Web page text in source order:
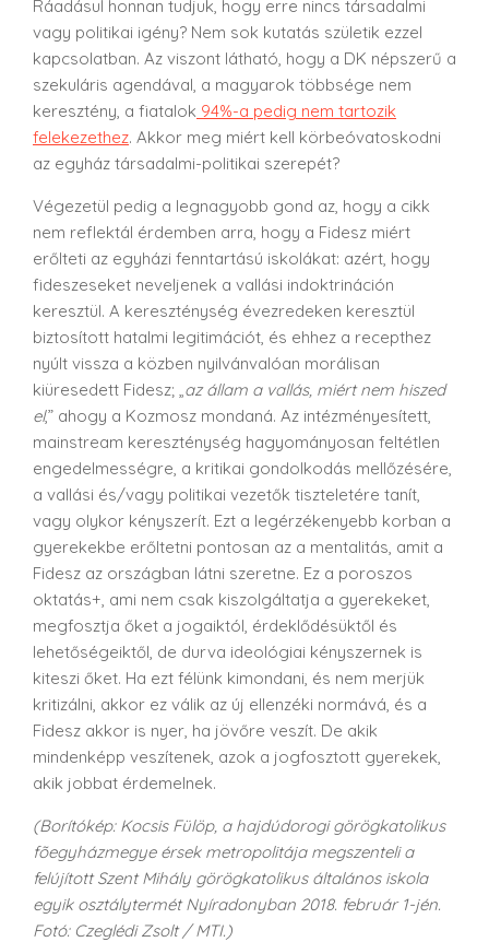
Ráadásul honnan tudjuk, hogy erre nincs társadalmi
vagy politikai igény? Nem sok kutatás születik ezzel
kapcsolatban. Az viszont látható, hogy a DK népszerű a
szekuláris agendával, a magyarok többsége nem
keresztény, a fiatalok 94%-a pedig nem tartozik
felekezethez. Akkor meg miért kell körbeóvatoskodni
az egyház társadalmi-politikai szerepét?
Végezetül pedig a legnagyobb gond az, hogy a cikk
nem reflektál érdemben arra, hogy a Fidesz miért
erőlteti az egyházi fenntartású iskolákat: azért, hogy
fideszeseket neveljenek a vallási indoktrináción
keresztül. A kereszténység évezredeken keresztül
biztosított hatalmi legitimációt, és ehhez a recepthez
nyúlt vissza a közben nyilvánvalóan morálisan
kiüresedett Fidesz; „ az állam a vallás, miért nem hiszed
el,” ahogy a Kozmosz mondaná. Az intézményesített,
mainstream kereszténység hagyományosan feltétlen
engedelmességre, a kritikai gondolkodás mellőzésére,
a vallási és/vagy politikai vezetők tiszteletére tanít,
vagy olykor kényszerít. Ezt a legérzékenyebb korban a
gyerekekbe erőltetni pontosan az a mentalitás, amit a
Fidesz az országban látni szeretne. Ez a poroszos
oktatás+, ami nem csak kiszolgáltatja a gyerekeket,
megfosztja őket a jogaiktól, érdeklődésüktől és
lehetőségeiktől, de durva ideológiai kényszernek is
kiteszi őket. Ha ezt félünk kimondani, és nem merjük
kritizálni, akkor ez válik az új ellenzéki normává, és a
Fidesz akkor is nyer, ha jövőre veszít. De akik
mindenképp veszítenek, azok a jogfosztott gyerekek,
akik jobbat érdemelnek.
(Borítókép: Kocsis Fülöp, a hajdúdorogi görögkatolikus
fõegyházmegye érsek metropolitája megszenteli a
felújított Szent Mihály görögkatolikus általános iskola
egyik osztálytermét Nyíradonyban 2018. február 1-jén.
Fotó: Czeglédi Zsolt / MTI.)